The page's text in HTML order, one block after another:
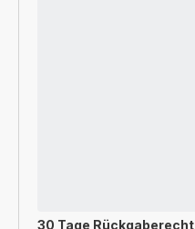
30 Tage Rückgaberecht